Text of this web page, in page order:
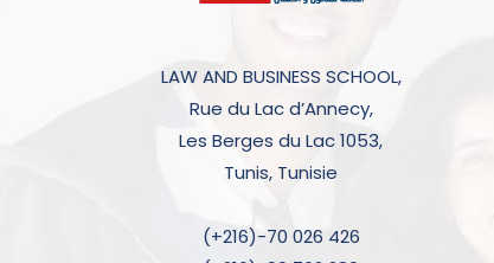
LAW AND BUSINESS SCHOOL,
Rue du Lac d’Annecy,
Les Berges du Lac 1053,
Tunis, Tunisie
(+216)-70 026 426